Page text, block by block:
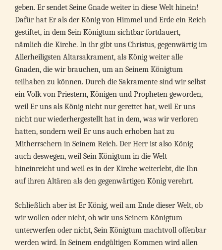
geben. Er sendet Seine Gnade weiter in diese Welt hinein!
Dafür hat Er als der König von Himmel und Erde ein Reich
gestiftet, in dem Sein Königtum sichtbar fortdauert,
nämlich die Kirche. In ihr gibt uns Christus, gegenwärtig im
Allerheiligsten Altarsakrament, als König weiter alle
Gnaden, die wir brauchen, um an Seinem Königtum
teilhaben zu können. Durch die Sakramente sind wir selbst
ein Volk von Priestern, Königen und Propheten geworden,
weil Er uns als König nicht nur gerettet hat, weil Er uns
nicht nur wiederhergestellt hat in dem, was wir verloren
hatten, sondern weil Er uns auch erhoben hat zu
Mitherrschern in Seinem Reich. Der Herr ist also König
auch deswegen, weil Sein Königtum in die Welt
hineinreicht und weil es in der Kirche weiterlebt, die Ihn
auf ihren Altären als den gegenwärtigen König verehrt.
Schließlich aber ist Er König, weil am Ende dieser Welt, ob
wir wollen oder nicht, ob wir uns Seinem Königtum
unterwerfen oder nicht, Sein Königtum machtvoll offenbar
werden wird. In Seinem endgültigen Kommen wird allen